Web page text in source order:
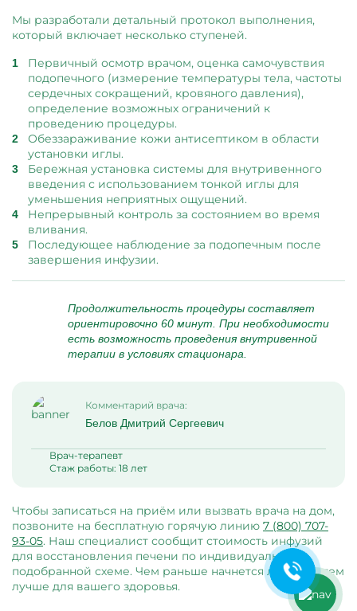
вас появятся вопросы.
Мы разработали детальный протокол выполнения,
который включает несколько ступеней.
Первичный осмотр врачом, оценка самочувствия
подопечного (измерение температуры тела, частоты
сердечных сокращений, кровяного давления),
определение возможных ограничений к
проведению процедуры.
Обеззараживание кожи антисептиком в области
установки иглы.
Бережная установка системы для внутривенного
введения с использованием тонкой иглы для
уменьшения неприятных ощущений.
Непрерывный контроль за состоянием во время
вливания.
Последующее наблюдение за подопечным после
завершения инфузии.
Продолжительность процедуры составляет
ориентировочно 60 минут. При необходимости
есть возможность проведения внутривенной
терапии в условиях стационара.
Комментарий врача:
Белов Дмитрий Сергеевич
Врач-терапевт
Стаж работы: 18 лет
Чтобы записаться на приём или вызвать врача на дом,
позвоните на бесплатную горячую линию 7 (800) 707-
93-05. Наш специалист сообщит стоимость инфузий
для восстановления печени по индивидуально
подобранной схеме. Чем раньше начнется лечение, тем
лучше для вашего здоровья.